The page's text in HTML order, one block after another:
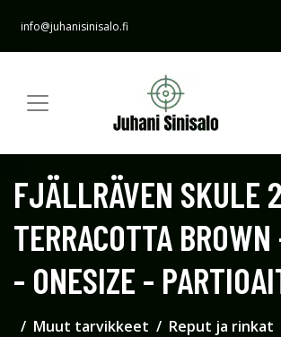
info@juhanisinisalo.fi
FJÄLLRÄVEN SKULE
TERRACOTTA
- ONESIZE -
Muut tarvikkeet Reput ja rinkat